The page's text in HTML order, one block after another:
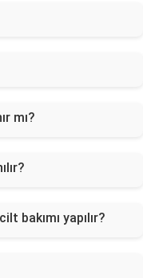
mı?
bakımı yapılır?